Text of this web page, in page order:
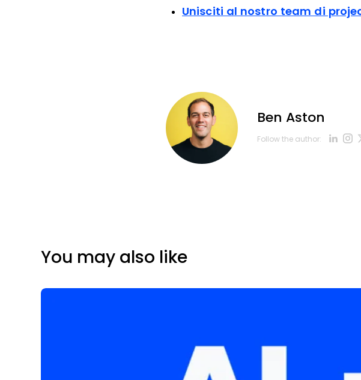
Unisciti al nostro team di
Ben Aston
Follow the author:
You may also like